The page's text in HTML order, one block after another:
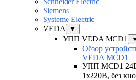
Siemens
Systeme Electric
VEDA
▼
УПП VEDA MCD1 ▼
Обзор
VEDA MCD1
УПП MCD1
1х220В, без